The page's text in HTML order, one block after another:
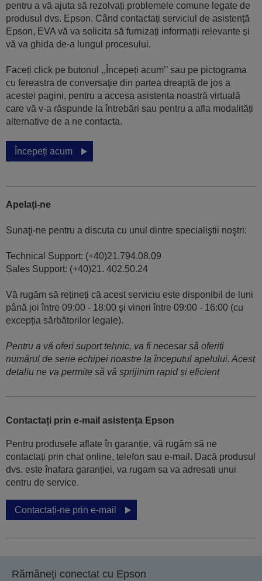
pentru a vă ajuta să rezolvați problemele comune legate de
produsul dvs. Epson. Când contactați serviciul de asistență
Epson, EVA vă va solicita să furnizați informații relevante și
vă va ghida de-a lungul procesului.
Faceți click pe butonul ,,Începeți acum’’ sau pe pictograma
cu fereastra de conversaţie din partea dreaptă de jos a
acestei pagini, pentru a accesa asistenta noastră virtuală
care vă v-a răspunde la întrebări sau pentru a afla modalități
alternative de a ne contacta.
Începeți acum
Apelați-ne
Sunaţi-ne pentru a discuta cu unul dintre specialiştii noştri:
Technical Support: (+40)21.794.08.09
Sales Support: (+40)21. 402.50.24
Vă rugăm să rețineți că acest serviciu este disponibil de luni
până joi între 09:00 - 18:00 şi vineri între 09:00 - 16:00 (cu
excepția sărbătorilor legale).
Pentru a vă oferi suport tehnic, va fi necesar să oferiți
numărul de serie echipei noastre la începutul apelului. Acest
detaliu ne va permite să vă sprijinim rapid și eficient
Contactați prin e-mail asistența Epson
Pentru produsele aflate în garanție, vă rugăm să ne
contactați prin chat online, telefon sau e-mail. Dacă produsul
dvs. este înafara garanției, va rugam sa va adresati unui
centru de service.
Contactați-ne prin e-mail
Rămâneți conectat cu Epson